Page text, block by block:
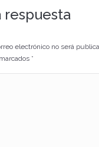
respuesta
electrónico no será
*